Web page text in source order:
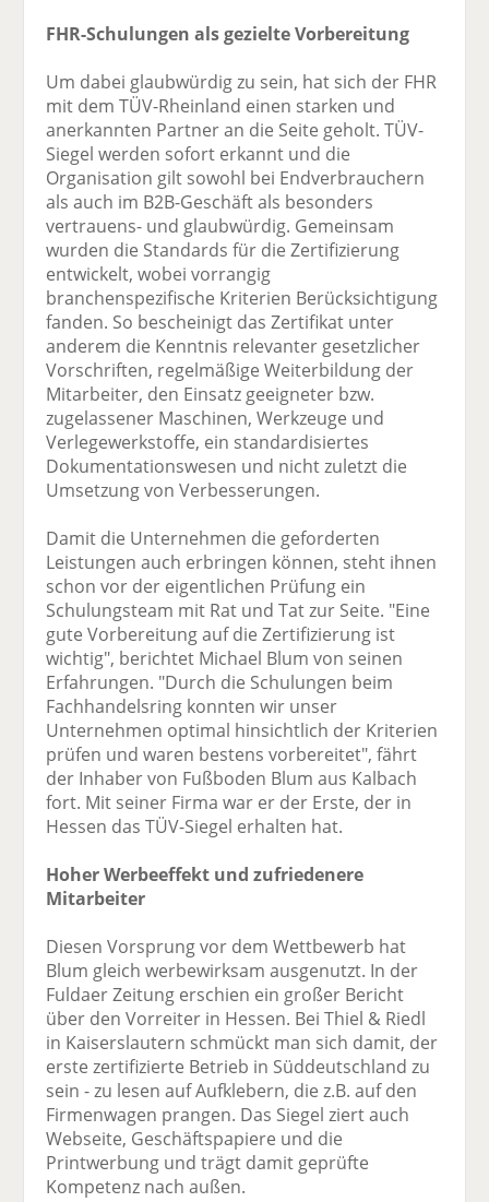
FHR-Schulungen als gezielte Vorbereitung
Um dabei glaubwürdig zu sein, hat sich der FHR
mit dem TÜV-Rheinland einen starken und
anerkannten Partner an die Seite geholt. TÜV-
Siegel werden sofort erkannt und die
Organisation gilt sowohl bei Endverbrauchern
als auch im B2B-Geschäft als besonders
vertrauens- und glaubwürdig. Gemeinsam
wurden die Standards für die Zertifizierung
entwickelt, wobei vorrangig
branchenspezifische Kriterien Berücksichtigung
fanden. So bescheinigt das Zertifikat unter
anderem die Kenntnis relevanter gesetzlicher
Vorschriften, regelmäßige Weiterbildung der
Mitarbeiter, den Einsatz geeigneter bzw.
zugelassener Maschinen, Werkzeuge und
Verlegewerkstoffe, ein standardisiertes
Dokumentationswesen und nicht zuletzt die
Umsetzung von Verbesserungen.
Damit die Unternehmen die geforderten
Leistungen auch erbringen können, steht ihnen
schon vor der eigentlichen Prüfung ein
Schulungsteam mit Rat und Tat zur Seite. "Eine
gute Vorbereitung auf die Zertifizierung ist
wichtig", berichtet Michael Blum von seinen
Erfahrungen. "Durch die Schulungen beim
Fachhandelsring konnten wir unser
Unternehmen optimal hinsichtlich der Kriterien
prüfen und waren bestens vorbereitet", fährt
der Inhaber von Fußboden Blum aus Kalbach
fort. Mit seiner Firma war er der Erste, der in
Hessen das TÜV-Siegel erhalten hat.
Hoher Werbeeffekt und zufriedenere
Mitarbeiter
Diesen Vorsprung vor dem Wettbewerb hat
Blum gleich werbewirksam ausgenutzt. In der
Fuldaer Zeitung erschien ein großer Bericht
über den Vorreiter in Hessen. Bei Thiel & Riedl
in Kaiserslautern schmückt man sich damit, der
erste zertifizierte Betrieb in Süddeutschland zu
sein - zu lesen auf Aufklebern, die z.B. auf den
Firmenwagen prangen. Das Siegel ziert auch
Webseite, Geschäftspapiere und die
Printwerbung und trägt damit geprüfte
Kompetenz nach außen.